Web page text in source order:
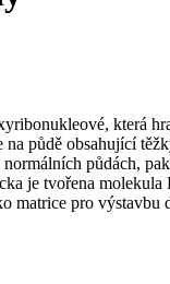
která
půdě obsahující
půdách,
je tvořena
matrice pro výstavbu